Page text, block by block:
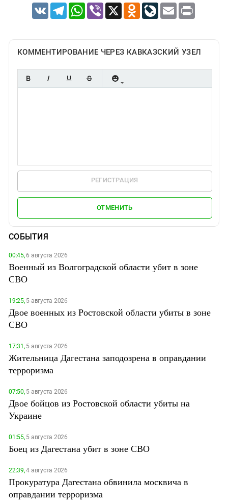
VK TelegramWhatsApp
Viber X Odnoklassniki
LiveJournal
Email Print
КОММЕНТИРОВАНИЕ ЧЕРЕЗ КАВКАЗСКИЙ УЗЕЛ
РЕГИСТРАЦИЯ
ОТМЕНИТЬ
СОБЫТИЯ
00:45,6 августа 2026
Военный из Волгоградской области убит в зоне
СВО
19:25,5 августа 2026
Двое военных из Ростовской области убиты в зоне
СВО
17:31,5 августа 2026
Жительница Дагестана заподозрена в оправдании
терроризма
07:50,5 августа 2026
Двое бойцов из Ростовской области убиты на
Украине
01:55,5 августа 2026
Боец из Дагестана убит в зоне СВО
22:39,4 августа 2026
Прокуратура Дагестана обвинила москвича в
оправдании терроризма